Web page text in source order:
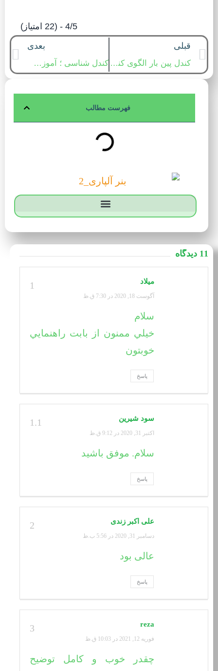
4/5 - (22 امتیاز)
قبلی
کندل پین بار الگوی کندلی مهم و کاربردی ؛ آموزش کندل شناسی و کندل خوانی
بعدی
کندل شناسی ؛ آموزش کندل خوانی و الگوهای کندلی پر کاربرد
فهرست مطالب
11 دیدگاه
1 ميلاد
آگوست 18, 2020 در 7:30 ق.ظ
سلام
خيلي ممنون از بابت راهنمايي
خوبتون
پاسخ
1.1 سود شیرین
اکتبر 31, 2020 در 9:12 ق.ظ
سلام. موفق باشید
پاسخ
2 علی اکبر زندی
دسامبر 31, 2020 در 5:56 ب.ظ
عالی بود
پاسخ
3 reza
فوریه 12, 2021 در 10:03 ق.ظ
چقدر خوب و کامل توضیح